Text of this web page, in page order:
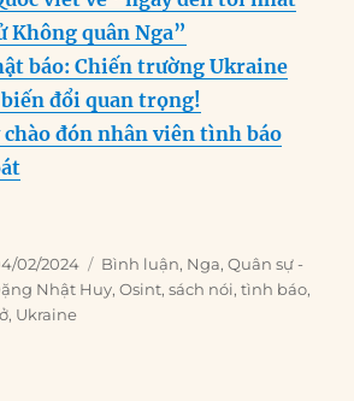
Không quân Nga”
báo: Chiến trường Ukraine
đổi quan trọng!
chào đón nhân viên tình báo
02/2024 Categories
Bình luận, Nga,Quân sự -
Nhật Huy,Osint,sách nói,tình báo,
, Ukraine